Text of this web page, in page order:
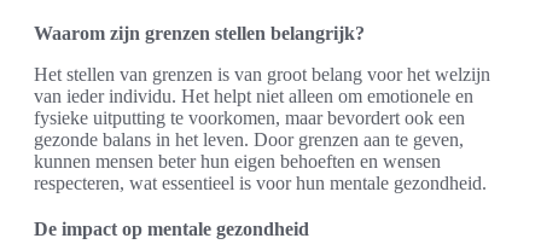
Waarom zijn grenzen stellen belangrijk?
Het stellen van grenzen is van groot belang voor het welzijn
van ieder individu. Het helpt niet alleen om emotionele en
fysieke uitputting te voorkomen, maar bevordert ook een
gezonde balans in het leven. Door grenzen aan te geven,
kunnen mensen beter hun eigen behoeften en wensen
respecteren, wat essentieel is voor hun mentale gezondheid.
De impact op mentale gezondheid